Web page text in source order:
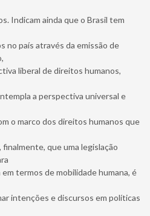
Indicam ainda que o Brasil tem
no país através da emissão de
liberal de direitos humanos,
a perspectiva universal e
o marco dos direitos humanos que
que uma legislação
termos de mobilidade humana, é
intenções e discursos em políticas